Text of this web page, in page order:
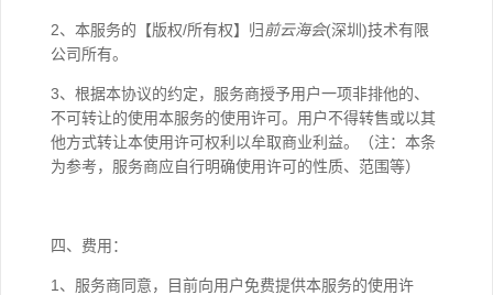
2、本服务的【版权/所有权】归 前云海会(深圳)技术有限
公司所有。
3、根据本协议的约定，服务商授予用户一项非排他的、
不可转让的使用本服务的使用许可。用户不得转售或以其
他方式转让本使用许可权利以牟取商业利益。（注：本条
为参考，服务商应自行明确使用许可的性质、范围等）
四、费用：
1、服务商同意，目前向用户免费提供本服务的使用许